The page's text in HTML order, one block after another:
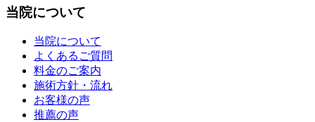
当院について
当院について
よくあるご質問
料金のご案内
施術方針・流れ
お客様の声
推薦の声